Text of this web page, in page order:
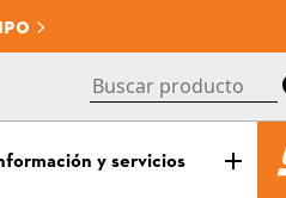
y servicios